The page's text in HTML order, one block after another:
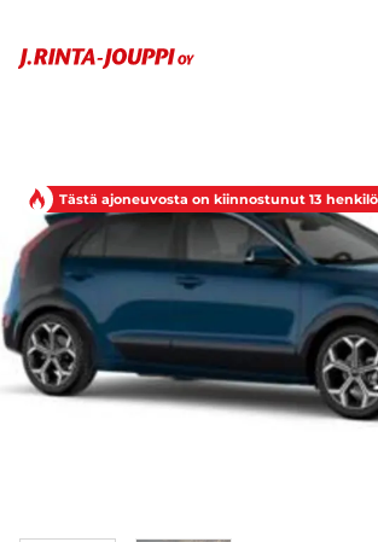
Tästä ajoneuvosta on kiinnostunut 13